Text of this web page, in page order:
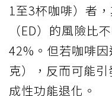
1至3杯咖啡）者
（ED）的風險比
42%。但若咖啡
克），反而可能
成性功能退化。